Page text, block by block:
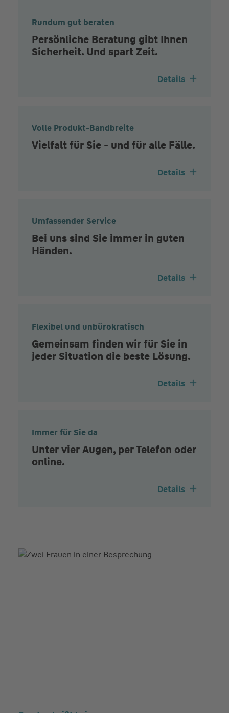
Rundum gut beraten
Persönliche Beratung gibt Ihnen
Sicherheit. Und spart Zeit.
Details
Volle Produkt-Bandbreite
Vielfalt für Sie - und für alle Fälle.
Details
Umfassender Service
Bei uns sind Sie immer in guten
Händen.
Details
Flexibel und unbürokratisch
Gemeinsam finden wir für Sie in
jeder Situation die beste Lösung.
Details
Immer für Sie da
Unter vier Augen, per Telefon oder
online.
Details